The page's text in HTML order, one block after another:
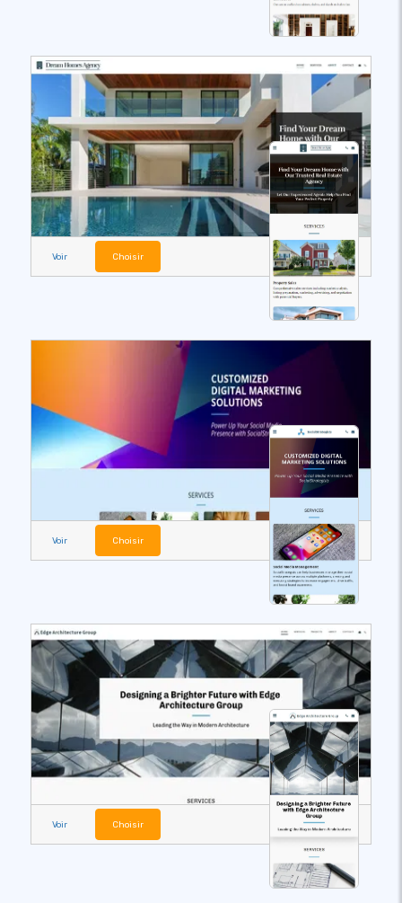
Voir Choisir
Voir Choisir
Voir Choisir